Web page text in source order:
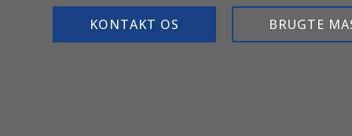
KONTAKT OS BRUGTE